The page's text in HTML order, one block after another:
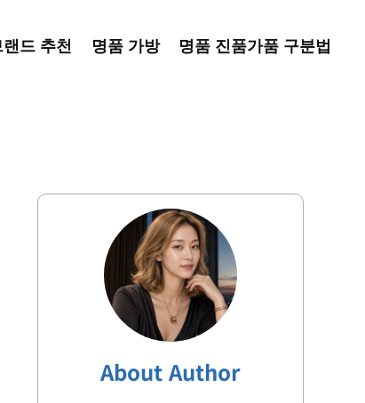
드 추천 명품 가방 명품 진품가품 구분법
About Author